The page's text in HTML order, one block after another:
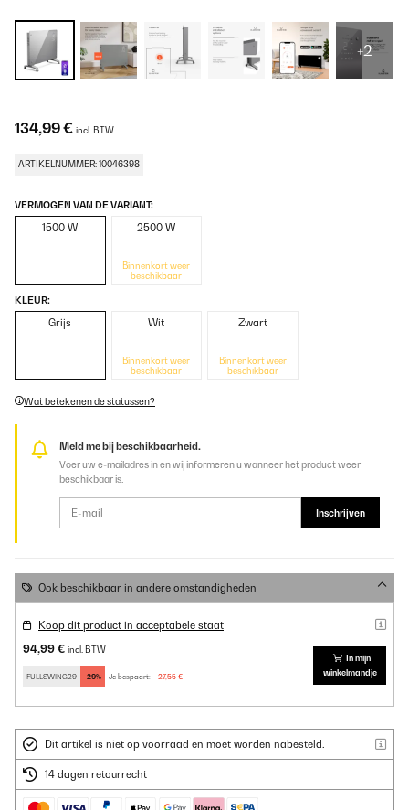
+2
134,99 € incl. BTW
ARTIKELNUMMER: 10046398
VERMOGEN VAN DE VARIANT:
1500 W 2500 W
Binnenkort weer
beschikbaar
KLEUR:
Grijs Wit
Binnenkort weer
beschikbaar
Zwart
Binnenkort weer
beschikbaar
Wat betekenen de statussen?
Meld me bij beschikbaarheid.
Voer uw e-mailadres in en wij informeren u wanneer het product weer
beschikbaar is.
Inschrijven
Ook beschikbaar in andere omstandigheden
Koop dit product in acceptabele staat
94,99 € incl. BTW
FULLSWING29 -29% Je bespaart: 27,55 €
In mijn
winkelmandje
Dit artikel is niet op voorraad en moet worden nabesteld.
14 dagen retourrecht